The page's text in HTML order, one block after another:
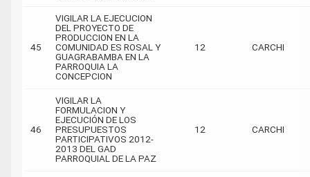
45
VIGILAR LA EJECUCION
DEL PROYECTO DE
PRODUCCION EN LA
COMUNIDAD ES ROSAL Y
GUAGRABAMBA EN LA
PARROQUIA LA
CONCEPCION
12 CARCHI
46
VIGILAR LA
FORMULACION Y
EJECUCIÓN DE LOS
PRESUPUESTOS
PARTICIPATIVOS 2012-
2013 DEL GAD
PARROQUIAL DE LA PAZ
12 CARCHI